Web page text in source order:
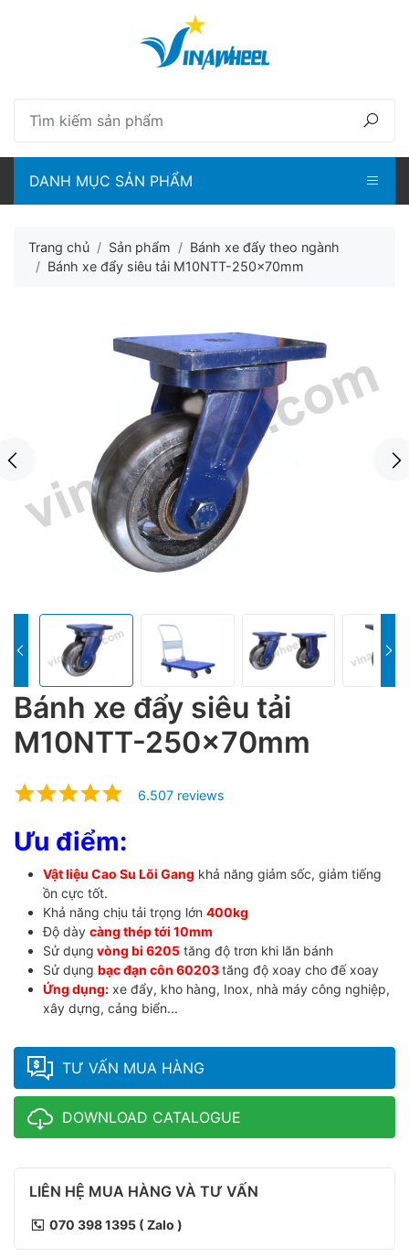
DANH MỤC SẢN PHẨM
Trang chủ Sản phẩm
Bánh xe đẩy theo ngành
Bánh xe đẩy siêu tải M10NTT-250x70mm
Bánh xe đẩy siêu tải
M10NTT-250x70mm
6.507 reviews
Ưu điểm:
Vật liệu Cao Su Lõi Gang khả năng giảm sốc, giảm tiếng
ồn cực tốt.
Khả năng chịu tải trọng lớn 400kg
Độ dày càng thép tới 10mm
Sử dụng vòng bi 6205 tăng độ trơn khi lăn bánh
Sử dụng bạc đạn côn 60203tăng độ xoay cho đế xoay
Ứng dụng: xe đẩy, kho hàng, Inox, nhà máy công nghiệp,
xây dựng, cảng biển...
TƯ VẤN MUA HÀNG
DOWNLOAD CATALOGUE
LIÊN HỆ MUA HÀNG VÀ TƯ VẤN
070 398 1395 ( Zalo )